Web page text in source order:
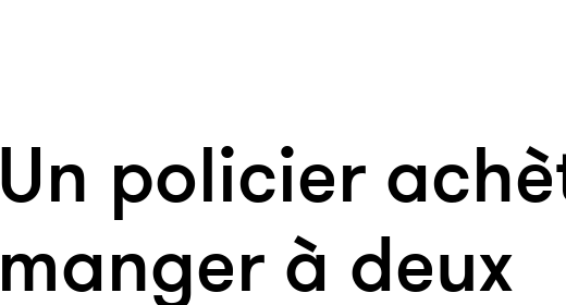
Un policier
manger à deux